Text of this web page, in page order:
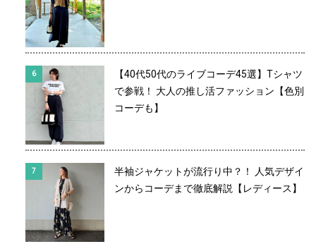
【40代50代のライブコーデ45選】Tシャツ
で参戦！ 大人の推し活ファッション【色別
コーデも】
半袖ジャケットが流行り中？！ 人気デザイ
ンからコーデまで徹底解説【レディース】